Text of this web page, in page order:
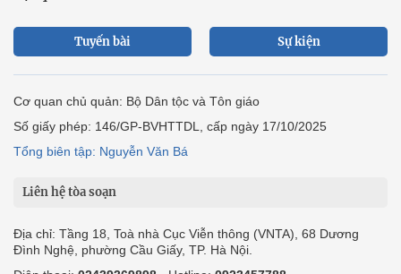
Tuyến bài Sự kiện
Cơ quan chủ quản: Bộ Dân tộc và Tôn giáo
Số giấy phép: 146/GP-BVHTTDL, cấp ngày 17/10/2025
Tổng biên tập: Nguyễn Văn Bá
Liên hệ tòa soạn
Địa chỉ: Tầng 18, Toà nhà Cục Viễn thông (VNTA), 68 Dương
Đình Nghệ, phường Cầu Giấy, TP. Hà Nội.